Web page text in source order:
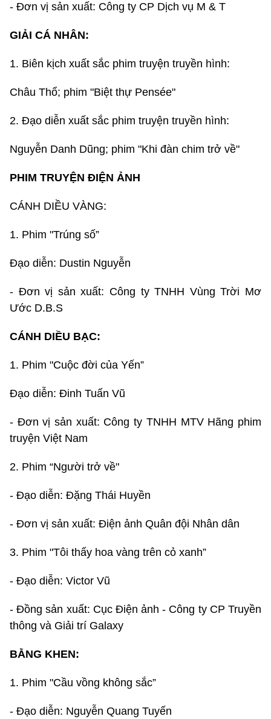
- Đơn vị sản xuất: Công ty CP Dịch vụ M & T
GIẢI CÁ NHÂN:
1. Biên kịch xuất sắc phim truyện truyền hình:
Châu Thổ; phim "Biệt thự Pensée"
2. Đạo diễn xuất sắc phim truyện truyền hình:
Nguyễn Danh Dũng; phim "Khi đàn chim trở về"
PHIM TRUYỆN ĐIỆN ẢNH
CÁNH DIỀU VÀNG:
1. Phim "Trúng số”
Đạo diễn: Dustin Nguyễn
- Đơn vị sản xuất: Công ty TNHH Vùng Trời Mơ
Ước D.B.S
CÁNH DIỀU BẠC:
1. Phim "Cuộc đời của Yến”
Đạo diễn: Đinh Tuấn Vũ
- Đơn vị sản xuất: Công ty TNHH MTV Hãng phim
truyện Việt Nam
2. Phim “Người trở về"
- Đạo diễn: Đặng Thái Huyền
- Đơn vị sản xuất: Điện ảnh Quân đội Nhân dân
3. Phim "Tôi thấy hoa vàng trên cỏ xanh”
- Đạo diễn: Victor Vũ
- Đồng sản xuất: Cục Điện ảnh - Công ty CP Truyền
thông và Giải trí Galaxy
BẰNG KHEN:
1. Phim "Cầu vồng không sắc”
- Đạo diễn: Nguyễn Quang Tuyến